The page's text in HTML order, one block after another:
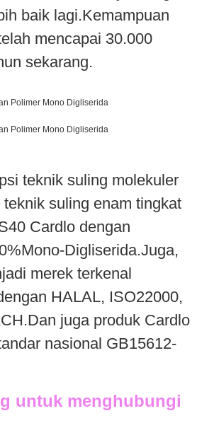
baik lagi.Kemampuan
mencapai 30.000
sekarang.
teknik suling molekuler
suling enam tingkat
Cardlo dengan
Mono-Digliserida.Juga,
merek terkenal
HALAL, ISO22000,
Dan juga produk Cardlo
nasional GB15612-
untuk menghubungi